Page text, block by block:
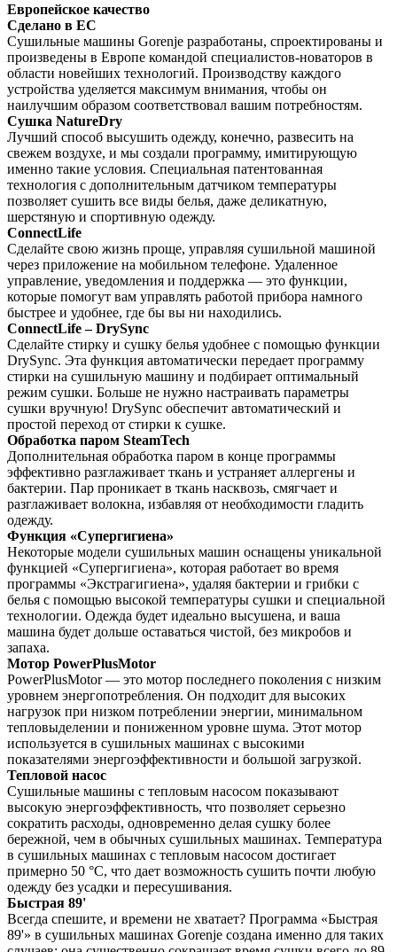
Европейское качество
Сделано в ЕС
Сушильные машины Gorenje разработаны, спроектированы и
произведены в Европе командой специалистов-новаторов в
области новейших технологий. Производству каждого
устройства уделяется максимум внимания, чтобы он
наилучшим образом соответствовал вашим потребностям.
Сушка NatureDry
Лучший способ высушить одежду, конечно, развесить на
свежем воздухе, и мы создали программу, имитирующую
именно такие условия. Специальная патентованная
технология с дополнительным датчиком температуры
позволяет сушить все виды белья, даже деликатную,
шерстяную и спортивную одежду.
ConnectLife
Сделайте свою жизнь проще, управляя сушильной машиной
через приложение на мобильном телефоне. Удаленное
управление, уведомления и поддержка — это функции,
которые помогут вам управлять работой прибора намного
быстрее и удобнее, где бы вы ни находились.
ConnectLife – DrySync
Сделайте стирку и сушку белья удобнее с помощью функции
DrySync. Эта функция автоматически передает программу
стирки на сушильную машину и подбирает оптимальный
режим сушки. Больше не нужно настраивать параметры
сушки вручную! DrySync обеспечит автоматический и
простой переход от стирки к сушке.
Обработка паром SteamTech
Дополнительная обработка паром в конце программы
эффективно разглаживает ткань и устраняет аллергены и
бактерии. Пар проникает в ткань насквозь, смягчает и
разглаживает волокна, избавляя от необходимости гладить
одежду.
Функция «Супергигиена»
Некоторые модели сушильных машин оснащены уникальной
функцией «Супергигиена», которая работает во время
программы «Экстрагигиена», удаляя бактерии и грибки с
белья с помощью высокой температуры сушки и специальной
технологии. Одежда будет идеально высушена, и ваша
машина будет дольше оставаться чистой, без микробов и
запаха.
Мотор PowerPlusMotor
PowerPlusMotor — это мотор последнего поколения с низким
уровнем энергопотребления. Он подходит для высоких
нагрузок при низком потреблении энергии, минимальном
тепловыделении и пониженном уровне шума. Этот мотор
используется в сушильных машинах с высокими
показателями энергоэффективности и большой загрузкой.
Тепловой насос
Сушильные машины с тепловым насосом показывают
высокую энергоэффективность, что позволяет серьезно
сократить расходы, одновременно делая сушку более
бережной, чем в обычных сушильных машинах. Температура
в сушильных машинах с тепловым насосом достигает
примерно 50 °C, что дает возможность сушить почти любую
одежду без усадки и пересушивания.
Быстрая 89'
Всегда спешите, и времени не хватает? Программа «Быстрая
89'» в сушильных машинах Gorenje создана именно для таких